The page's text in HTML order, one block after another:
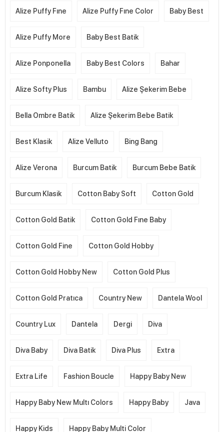
Alize Puffy Fıne Alize Puffy Fıne Color Baby Best
Alize Puffy More Baby Best Batik
Alize Ponponella Baby Best Colors Bahar
Alize Softy Plus Bambu Alize Şekerim Bebe
Bella Ombre Batik Alize Şekerim Bebe Batik
Best Klasik Alize Velluto Bing Bang
Alize Verona Burcum Batik Burcum Bebe Batik
Burcum Klasik Cotton Baby Soft Cotton Gold
Cotton Gold Batik Cotton Gold Fıne Baby
Cotton Gold Fine Cotton Gold Hobby
Cotton Gold Hobby New Cotton Gold Plus
Cotton Gold Pratıca Country New Dantela Wool
Country Lux Dantela Dergi Diva
Diva Baby Diva Batik Diva Plus Extra
Extra Life Fashion Boucle Happy Baby New
Happy Baby New Multı Colors Happy Baby Java
Happy Kids Happy Baby Multi Color